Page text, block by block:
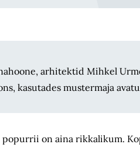
arhitektid Mihkel
kasutades mustermaja
popurrii on aina rikkalikum.